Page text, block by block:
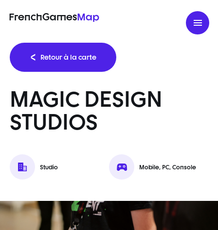
FrenchGamesMap
Retour à la carte
MAGIC DESIGN
STUDIOS
Studio Mobile, PC, Console